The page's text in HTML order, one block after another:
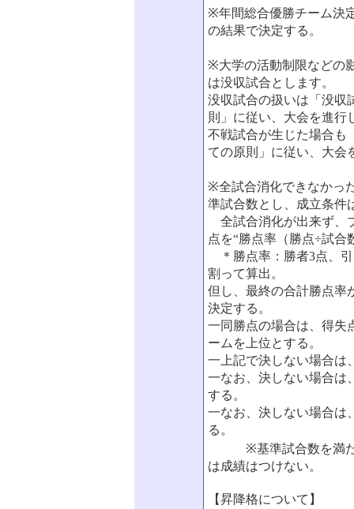
※年間総合優勝チーム決
の結果で決定する。
※大学の活動制限などの
は没収試合とします。
没収試合の扱いは「没収
則」に従い、大会を進行
不戦試合が生じた場合も
ての原則」に従い、大会
※全試合消化できなかっ
準試合数とし、成立条件
全試合消化が出来ず、
点を“勝点率（勝点÷試合
＊勝点率：勝者3点、
割って算出。
但し、最終の合計勝点率
決定する。
一同勝点の場合は、得失
ームを上位とする。
一上記で決しない場合は
一なお、決しない場合は
する。
一なお、決しない場合は
る。
※基準試合数を満た
は成績はつけない。
【昇降格について】